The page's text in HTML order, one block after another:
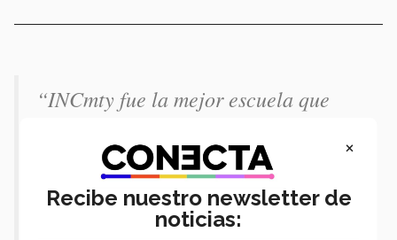
“INCmty fue la mejor escuela que
valiosas, pero el aprendizaje que me
llevé de cómo liderar grupos, de cómo
manejar un evento de tal magnitud,
×
Recibe nuestro newsletter de
noticias: